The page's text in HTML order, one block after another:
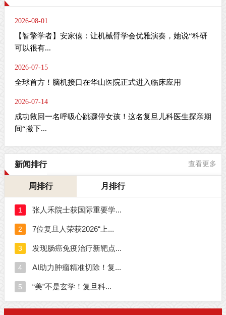
2026-08-01
【智擎学者】安家僖：让机械臂学会优雅演奏，她说“科研
可以很有...
2026-07-15
全球首方！脑机接口在华山医院正式进入临床应用
2026-07-14
成功救回一名呼吸心跳骤停女孩！这名复旦儿科医生探亲期
间“撇下...
新闻排行 查看更多
周排行 月排行